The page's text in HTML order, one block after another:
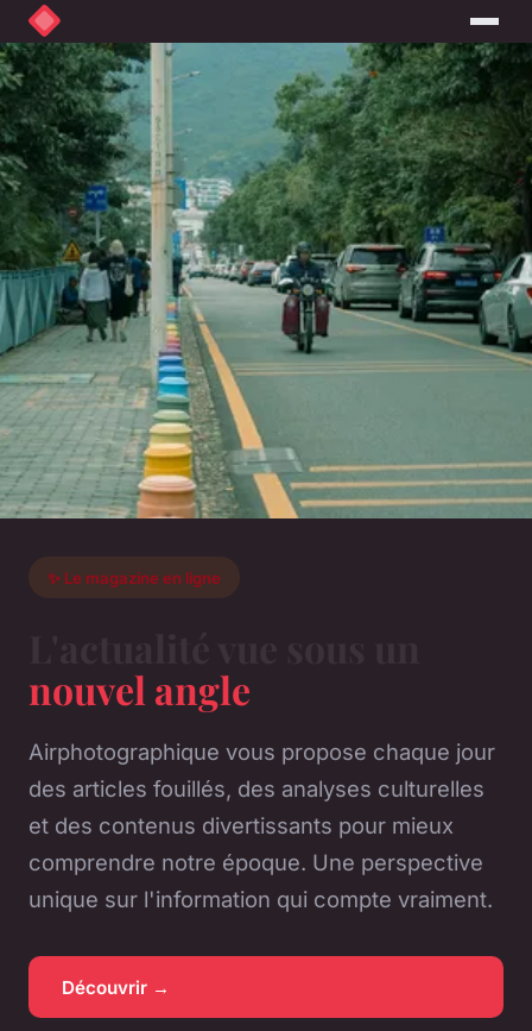
✨ Le magazine en ligne
nouvel angle
Airphotographique vous propose chaque jour
des articles fouillés, des analyses culturelles
et des contenus divertissants pour mieux
comprendre notre époque. Une perspective
unique sur l'information qui compte vraiment.
Découvrir →